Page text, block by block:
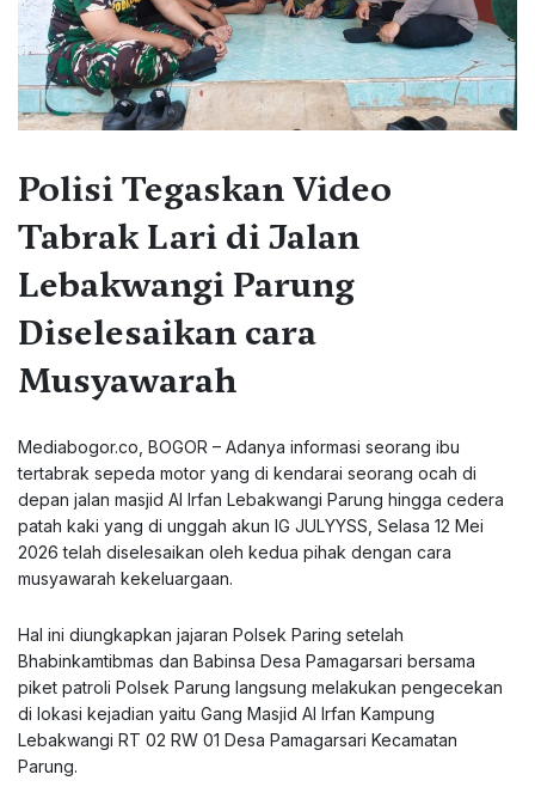
Polisi Tegaskan Video
Tabrak Lari di Jalan
Lebakwangi Parung
Diselesaikan cara
Musyawarah
Mediabogor.co, BOGOR – Adanya informasi seorang ibu
tertabrak sepeda motor yang di kendarai seorang ocah di
depan jalan masjid Al Irfan Lebakwangi Parung hingga cedera
patah kaki yang di unggah akun IG JULYYSS, Selasa 12 Mei
2026 telah diselesaikan oleh kedua pihak dengan cara
musyawarah kekeluargaan.
Hal ini diungkapkan jajaran Polsek Paring setelah
Bhabinkamtibmas dan Babinsa Desa Pamagarsari bersama
piket patroli Polsek Parung langsung melakukan pengecekan
di lokasi kejadian yaitu Gang Masjid Al Irfan Kampung
Lebakwangi RT 02 RW 01 Desa Pamagarsari Kecamatan
Parung.